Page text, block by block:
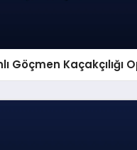
Göçmen Kaçakçılığı